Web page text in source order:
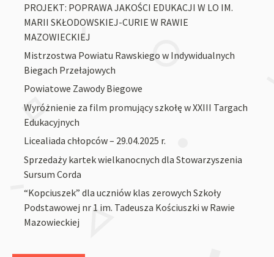
PROJEKT: POPRAWA JAKOŚCI EDUKACJI W LO IM.
MARII SKŁODOWSKIEJ-CURIE W RAWIE
MAZOWIECKIEJ
Mistrzostwa Powiatu Rawskiego w Indywidualnych
Biegach Przełajowych
Powiatowe Zawody Biegowe
Wyróżnienie za film promujący szkołę w XXIII Targach
Edukacyjnych
Licealiada chłopców – 29.04.2025 r.
Sprzedaży kartek wielkanocnych dla Stowarzyszenia
Sursum Corda
“Kopciuszek” dla uczniów klas zerowych Szkoły
Podstawowej nr 1 im. Tadeusza Kościuszki w Rawie
Mazowieckiej